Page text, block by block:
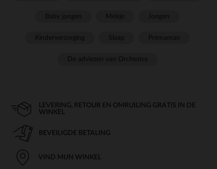
LEVERING, RETOUR EN OMRUILING GRATIS IN DE
WINKEL
BEVEILIGDE BETALING
VIND MIJN WINKEL